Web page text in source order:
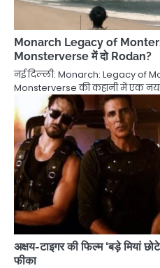
Monarch Legacy of Monters
Monsterverse में दो Rodan?
नई दिल्ली: Monarch: Legacy of
Monsterverse की कहानी में एक
अक्षय-टाइगर की फिल्म ‘बड़े मियां
फीका